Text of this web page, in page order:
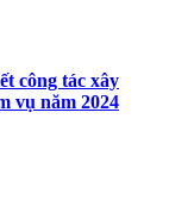
công tác xây
vụ năm 2024